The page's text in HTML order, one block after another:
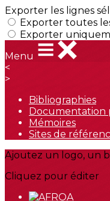
Exporter les lignes
Exporter toutes
Exporter
Menu
<
>
Bibliographies
Documentation
Mémoires
Sites de
Ajoutez un logo, un
Cliquez pour éditer